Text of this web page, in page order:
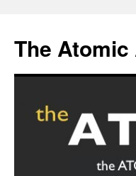
content
The Atomic